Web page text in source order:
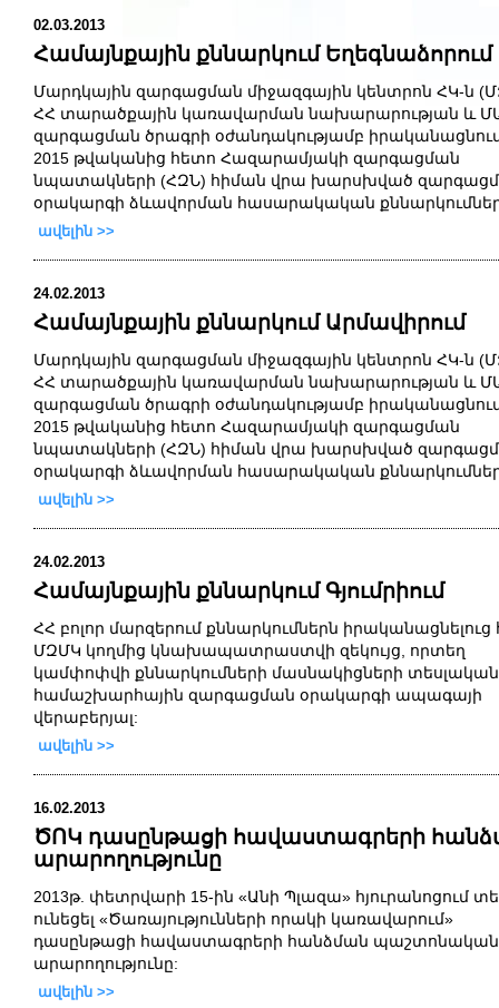
02.03.2013
Համայնքային քննարկում Եղեգնաձորում
Մարդկային զարգացման միջազգային կենտրոն ՀԿ-ն
ՀՀ տարածքային կառավարման նախարարության և
զարգացման ծրագրի օժանդակությամբ
2015 թվականից հետո Հազարամյակի զարգացման
նպատակների (ՀԶՆ) հիման վրա խարսխված
օրակարգի ձևավորման հասարակական
ավելին >>
24.02.2013
Համայնքային քննարկում Արմավիրում
Մարդկային զարգացման միջազգային կենտրոն ՀԿ-ն
ՀՀ տարածքային կառավարման նախարարության և
զարգացման ծրագրի օժանդակությամբ
2015 թվականից հետո Հազարամյակի զարգացման
նպատակների (ՀԶՆ) հիման վրա խարսխված
օրակարգի ձևավորման հասարակական
ավելին >>
24.02.2013
Համայնքային քննարկում Գյումրիում
ՀՀ բոլոր մարզերում քննարկումներն իրականացնելուց
ՄԶՄԿ կողմից կնախապատրաստվի զեկույց, որտեղ
կամփոփվի քննարկումների մասնակիցների
համաշխարհային զարգացման օրակարգի ապագայի
վերաբերյալ:
ավելին >>
16.02.2013
ԾՈԿ դասընթացի հավաստագրերի
արարողությունը
2013թ. փետրվարի 15-ին «Անի Պլազա» հյուրանոցում
ունեցել «Ծառայությունների որակի կառավարում»
դասընթացի հավաստագրերի հանձման պաշտոնական
արարողությունը:
ավելին >>